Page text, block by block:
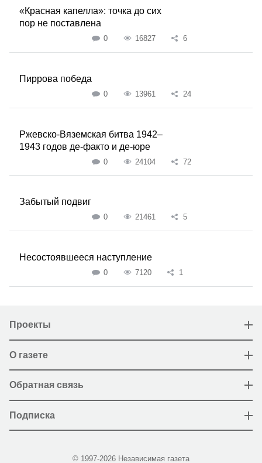
«Красная капелла»: точка до сих
пор не поставлена
0 16827 6
Пиррова победа
0 13961 24
Ржевско-Вяземская битва 1942–
1943 годов де-факто и де-юре
0 24104 72
Забытый подвиг
0 21461 5
Несостоявшееся наступление
0 7120 1
Проекты
О газете
Обратная связь
Подписка
© 1997-2026 Независимая газета